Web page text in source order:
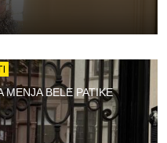
MENJA BELE PATIKE